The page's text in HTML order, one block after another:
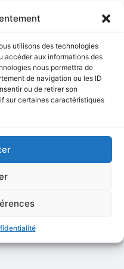
utilisons des technologies
accéder aux informations des
nous permettra de
de navigation ou les ID
ou de retirer son
sur certaines caractéristiques
n'est disponible